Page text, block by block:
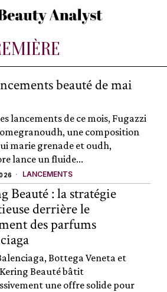
beauté de mai
lancements de ce mois, Fugazzi
une composition
marie grenade et oudh,
lance un fluide...
LANCEMENTS
Beauté : la stratégie
derrière le
des parfums
Bottega Veneta et
Beauté bâtit
une offre solide pour